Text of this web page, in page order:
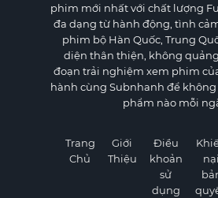
phim mới nhất với chất lượng
đa dạng từ hành động, tình
phim bộ Hàn Quốc, Trung
diện thân thiện, không
đoạn trải nghiệm xem phim
hành cùng Subnhanh để không
phẩm nào mỗi
Trang
Chủ
Giới
Thiệu
Điều
khoản
sử
dụng
nại